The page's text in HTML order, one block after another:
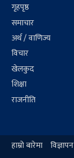
गृहपृष्ठ
समाचार
अर्थ / वाणिज्य
विचार
खेलकुद
शिक्षा
राजनीति
हाम्रो बारेमा विज्ञापन